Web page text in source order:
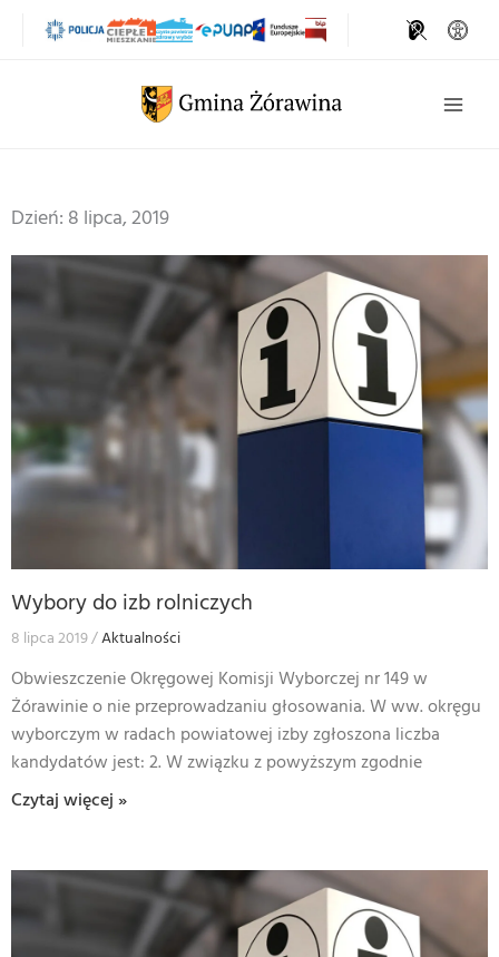
Dzień: 8 lipca, 2019
Wybory do izb rolniczych
8 lipca 2019 Aktualności
Obwieszczenie Okręgowej Komisji Wyborczej nr 149 w
Żórawinie o nie przeprowadzaniu głosowania. W ww. okręgu
wyborczym w radach powiatowej izby zgłoszona liczba
kandydatów jest: 2. W związku z powyższym zgodnie
Czytaj więcej »